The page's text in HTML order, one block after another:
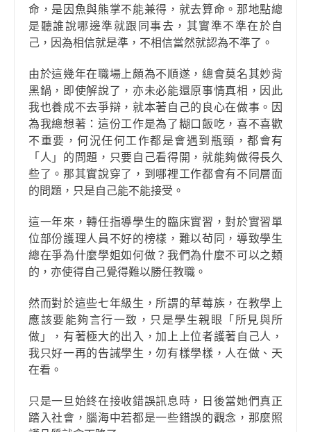
命，是因魚與熊掌不能兼得，就去算命。那地點總
是聽誰說哪邊準就跟同事去，其實準不準在於自
己，因為相信就是準，不相信當然就認為不準了。
由於這幾年在職場上頗為不順遂，總會莫名其妙背
黑鍋，即使解說了，亦未必能還原事情真相，因此
我也養成不去爭辯，就本著自己的良心在做事。因
為我總想著：這份工作是為了糊口飯吃，喜不喜歡
不重要，何況任何工作都是會遇到瓶頸，都會有
「人」的問題，只要自己看得開，就能夠做得長久
些了。那其實說穿了，到哪裡工作都會有不同層面
的問題，只是自己能不能接受。
這一年來，轉任指導學生的臨床實習，對於實習單
位部份護理人員不好的榜樣，難以茍同，導致學生
總在爭為什麼學姐如何做？我們為什麼不可以之類
的，亦使得自己覺得難以勝任教職。
然而對於這些七年級生，所謂的草莓族，在教學上
應該要能夠言行一致，只是學生親眼「所見與所
做」，有著極大的出入，加上上位者護著自己人，
我只好一再的告誡學生，勿有樣學樣，人在做、天
在看。
只是一旦始終在接收錯誤訊息時，日後當她們真正
踏入社會，腦海中若都是一些錯誤的觀念，那麼照